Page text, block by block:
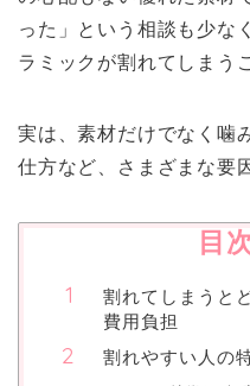
った」という相談も少な
ラミックが割れてしまう
実は、素材だけでなく噛
仕方など、さまざまな要
目
割れてしまうと
費用負担
割れやすい人の